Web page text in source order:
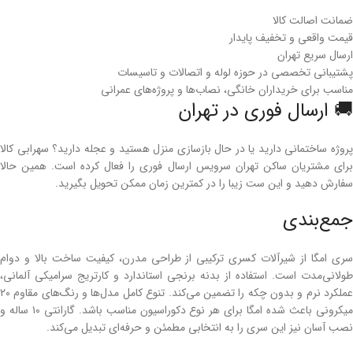
ضمانت اصالت کالا
قیمت واقعی و تخفیف پایدار
ارسال سریع تهران
پشتیبانی تخصصی در حوزه لوله و اتصالات و تاسیسات
مناسب برای خریداران خانگی، نصاب‌ها و پروژه‌های عمرانی
🚚 ارسال فوری در تهران
پروژه ساختمانی دارید یا در حال بازسازی منزل هستید و عجله دارید؟ سهرابی کالا
برای مشتریان ساکن تهران سرویس ارسال فوری را فعال کرده است. همین حالا
سفارش دهید و این ست زیبا را در کمترین زمان ممکن تحویل بگیرید.
جمع‌بندی
سری امگا از شیرآلات کسری ترکیبی از طراحی مدرن، کیفیت ساخت بالا و دوام
طولانی‌مدت است. استفاده از بدنه برنجی استاندارد و کارتریج سرامیکی آلمانی،
عملکرد نرم و بدون چکه را تضمین می‌کند. تنوع کامل مدل‌ها و رنگ‌های مقاوم ۲۰
میکرونی باعث شده امگا برای هر نوع دکوراسیون مناسب باشد. گارانتی ۱۰ ساله و
نصب آسان نیز این سری را به انتخابی مطمئن و حرفه‌ای تبدیل می‌کند.